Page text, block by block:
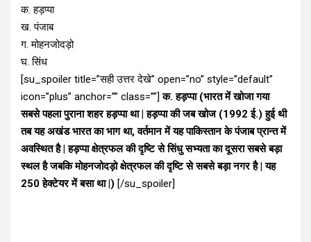
क. हड़प्पा
ख. पंजाब
ग. मोहनजोदड़ो
घ. सिंध
[su_spoiler title=”सही उत्तर देखे” open=”no” style=”default”
icon=”plus” anchor=”” class=””]क. हड़प्पा (भारत में खोजा गया
सबसे पहला पुराना शहर हड़प्पा था | हड़प्पा की जब खोज (1992 ई.) हुई थी
तब यह अखंड भारत का भाग था, वर्तमान में यह पाकिस्तान के पंजाब प्रान्त में
अवस्थित है | हड़प्पा क्षेत्रफल की दृष्टि से सिंधु सभ्यता का दूसरा सबसे बड़ा
स्थल है जबकि मोहनजोदड़ो क्षेत्रफल की दृष्टि से सबसे बड़ा नगर है | यह
250 हेक्टेयर में बसा था |) [/su_spoiler]